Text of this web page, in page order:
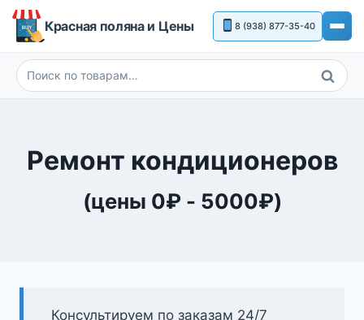
Перейти
Красная поляна и Цены 8 (938) 877-35-40
Искать:
Поиск
Ремонт кондиционеров
(цены 0₽ - 5000₽)
Консультируем по заказам 24/7